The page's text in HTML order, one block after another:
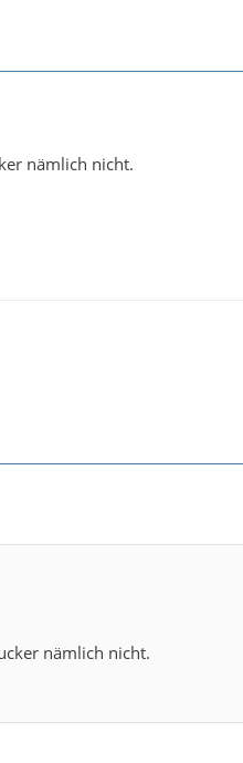
nämlich nicht.
nämlich nicht.